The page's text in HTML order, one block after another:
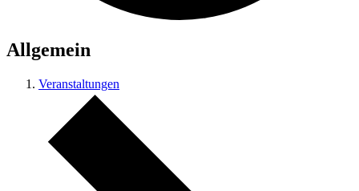
Allgemein
Veranstaltungen